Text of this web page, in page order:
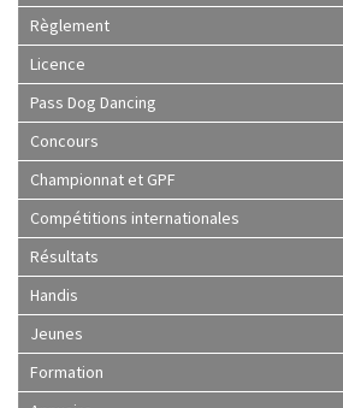
Règlement
Licence
Pass Dog Dancing
Concours
Championnat et GPF
Compétitions internationales
Résultats
Handis
Jeunes
Formation